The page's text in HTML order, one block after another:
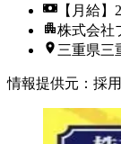
【月給】
株式会社
三重県三
情報提供元 ： 採